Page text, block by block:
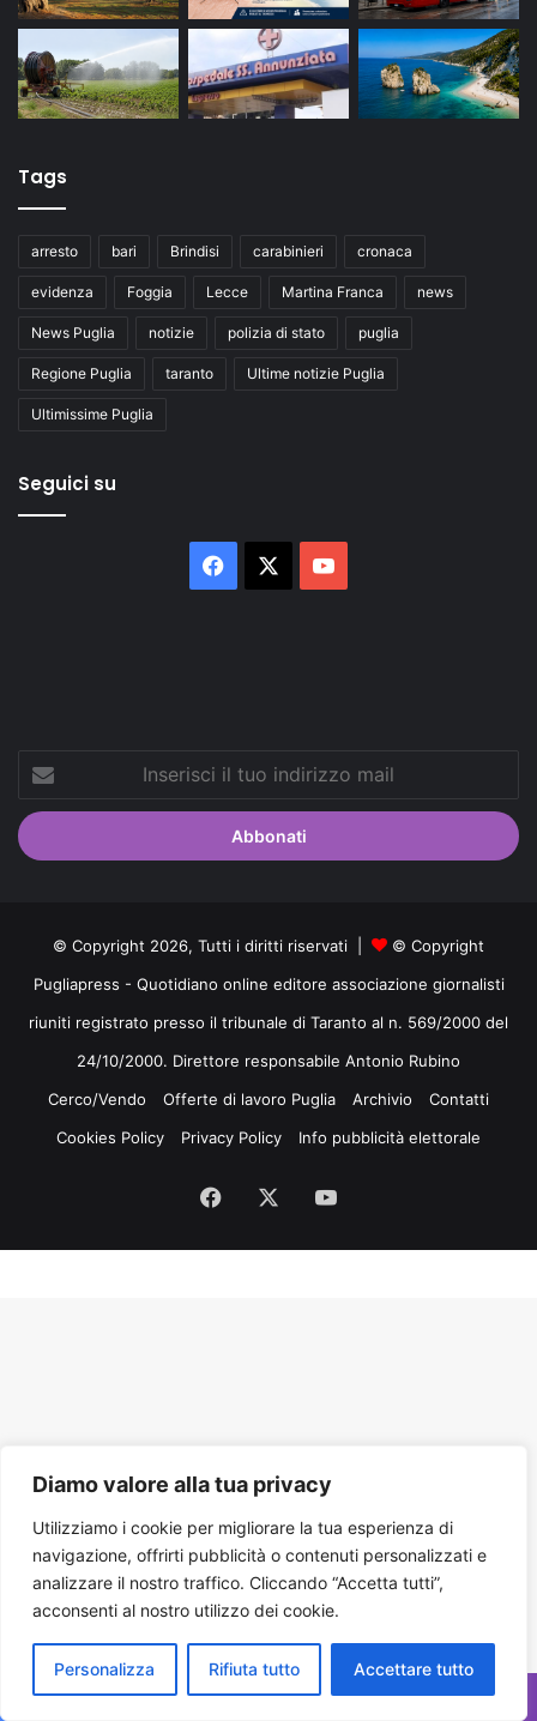
Diamo valore alla tua privacy
Utilizziamo i cookie per migliorare la tua esperienza di
navigazione, offrirti pubblicità o contenuti personalizzati e
analizzare il nostro traffico. Cliccando “Accetta tutti”,
acconsenti al nostro utilizzo dei cookie.
Personalizza Rifiuta tutto Accettare tutto
Tags
arresto bari Brindisi carabinieri cronaca
evidenza Foggia Lecce Martina Franca news
News Puglia notizie polizia di stato puglia
Regione Puglia taranto Ultime notizie Puglia
Ultimissime Puglia
Seguici su
Facebook You
tuo
indirizzo
mail
© Copyright 2026, Tutti i diritti riservati |
© Copyright
Pugliapress - Quotidiano online editore associazione giornalisti
riuniti registrato presso il tribunale di Taranto al n. 569/2000 del
24/10/2000. Direttore responsabile Antonio Rubino
Cerco/Vendo
Offerte di lavoro Puglia Archivio
Contatti
Cookies Policy
Privacy Policy Info pubblicità elettorale
Facebook You
Tube